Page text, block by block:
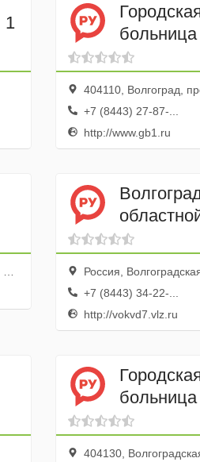
1
Фишера
404110, Волгоград,
+7 (8443) 27-87-...
http://www.gb1.ru
кожно-
филиал
Россия, Волгоградская
+7 (8443) 34-22-...
http://vokvd7.vlz.ru
404130, Волгоградская